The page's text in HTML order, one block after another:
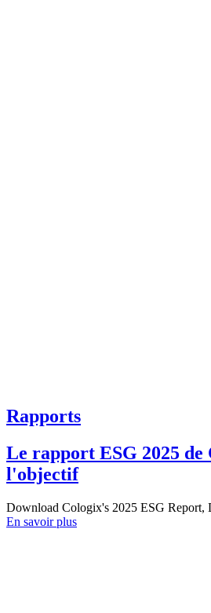
Rapports
Le rapport ESG 2025 de
l'objectif
Download Cologix's 2025 ESG Report,
En savoir plus